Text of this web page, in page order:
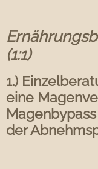
(1:1)
1.)
eine
der